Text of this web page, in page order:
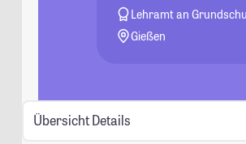
Lehramt an
Gießen
Übersicht Details